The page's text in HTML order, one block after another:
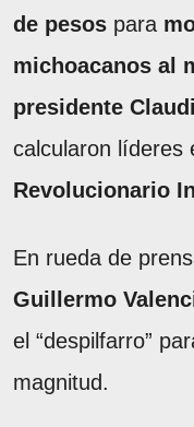
de pesos para
michoacanos al
presidente
calcularon líderes
Revolucionario
En rueda de
Guillermo
el “despilfarro”
magnitud.